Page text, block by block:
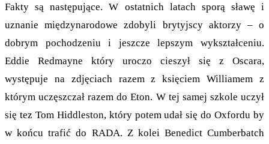
Fakty są następujące. W ostatnich latach sporą sławę i
uznanie międzynarodowe zdobyli brytyjscy aktorzy – o
dobrym pochodzeniu i jeszcze lepszym wykształceniu.
Eddie Redmayne który uroczo cieszył się z Oscara,
występuje na zdjęciach razem z księciem Williamem z
którym uczęszczał razem do Eton. W tej samej szkole uczył
się tez Tom Hiddleston, który potem udał się do Oxfordu by
w końcu trafić do RADA. Z kolei Benedict Cumberbatch